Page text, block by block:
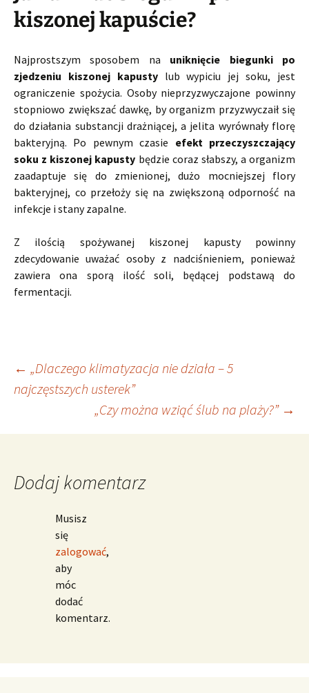
kiszonej kapuście?
Najprostszym sposobem na uniknięcie biegunki po
zjedzeniu kiszonej kapustylub wypiciu jej soku, jest
ograniczenie spożycia. Osoby nieprzyzwyczajone powinny
stopniowo zwiększać dawkę, by organizm przyzwyczaił się
do działania substancji drażniącej, a jelita wyrównały florę
bakteryjną. Po pewnym czasie efekt przeczyszczający
soku z kiszonej kapusty będzie coraz słabszy, a organizm
zaadaptuje się do zmienionej, dużo mocniejszej flory
bakteryjnej, co przełoży się na zwiększoną odporność na
infekcje i stany zapalne.
Z ilością spożywanej kiszonej kapusty powinny
zdecydowanie uważać osoby z nadciśnieniem, ponieważ
zawiera ona sporą ilość soli, będącej podstawą do
fermentacji.
Nawigacja
wpisu
← „Dlaczego klimatyzacja nie działa – 5
najczęstszych usterek”
„Czy można wziąć ślub na plaży?” →
Dodaj komentarz
Musisz
się
zalogować,
aby
móc
dodać
komentarz.